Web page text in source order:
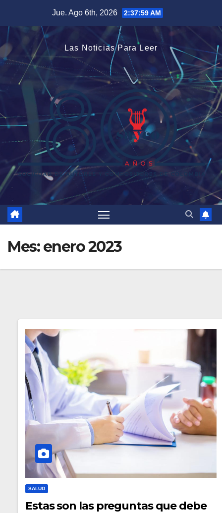
contenido
Jue. Ago 6th, 2026 2:38:00 AM
Las Noticias Para Leer
Mes:enero 2023
SALUD
Estas son las preguntas que debe